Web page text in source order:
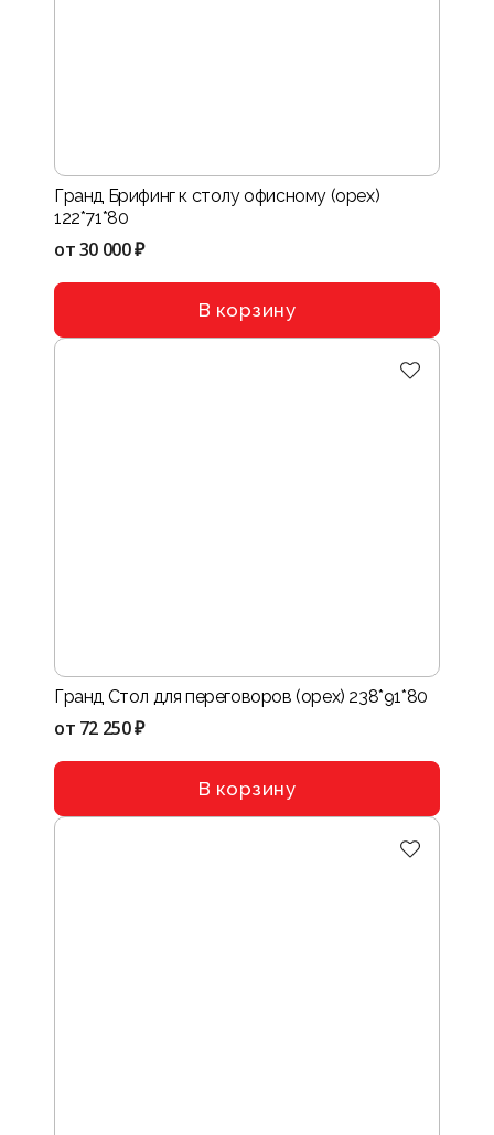
Гранд Брифинг к столу офисному (орех)
122*71*80
от30 000 ₽
В корзину
Гранд Стол для переговоров (орех) 238*91*80
от 72 250 ₽
В корзину